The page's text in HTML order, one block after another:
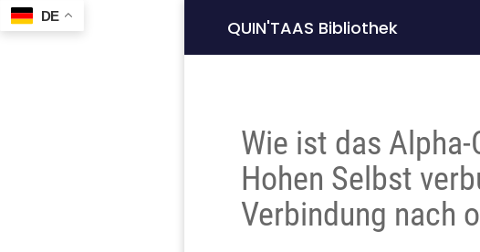
QUIN'TAAS Bibliothek
Wie ist das
Hohen Selbst
Verbindung nach
DE